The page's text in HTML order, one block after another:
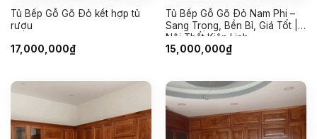
Tủ Bếp Gỗ Gõ Đỏ kết hợp tủ
rượu
17,000,000₫
Tủ Bếp Gỗ Gõ Đỏ Nam Phi –
Sang Trọng, Bền Bỉ, Giá Tốt |
Nội Thất Kiên Linh
15,000,000₫